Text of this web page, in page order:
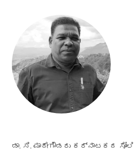
ಡಾ. ಸಿ.ಮಾದೇಗೌಡರು ಕರ್ನಾಟಕದ